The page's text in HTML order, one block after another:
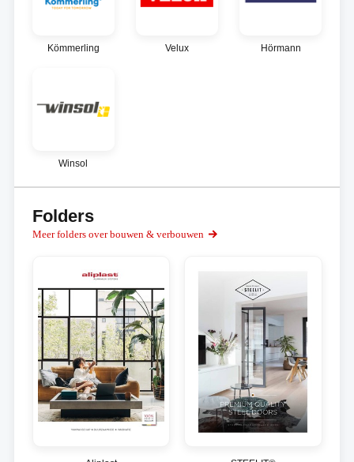
Kömmerling Velux Hörmann
Winsol
Folders
Meer folders over bouwen & verbouwen